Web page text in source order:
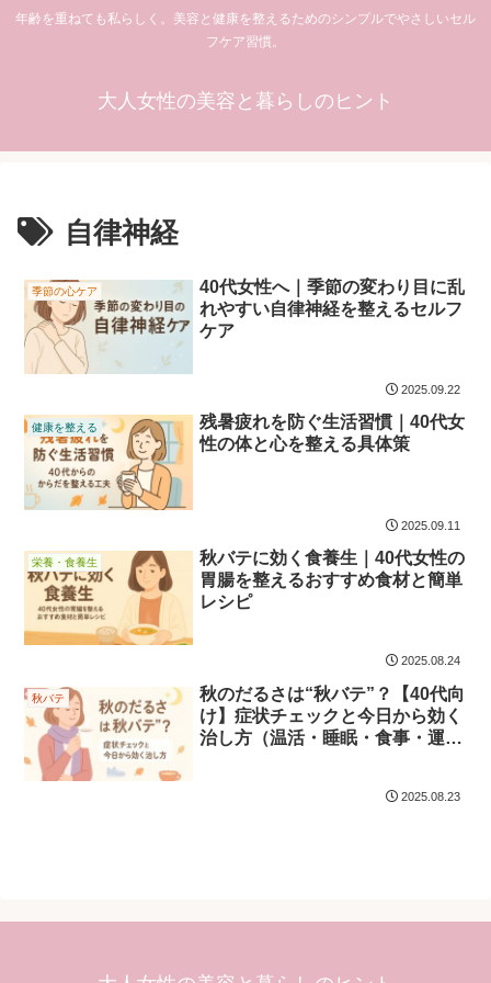
年齢を重ねても私らしく。美容と健康を整えるためのシンプルでやさしいセル
フケア習慣。
大人女性の美容と暮らしのヒント
自律神経
季節の心ケア
40代女性へ｜季節の変わり目に乱
れやすい自律神経を整えるセルフ
ケア
2025.09.22
健康を整える
残暑疲れを防ぐ生活習慣｜40代女
性の体と心を整える具体策
2025.09.11
栄養・食養生
秋バテに効く食養生｜40代女性の
胃腸を整えるおすすめ食材と簡単
レシピ
2025.08.24
秋バテ
秋のだるさは“秋バテ”？【40代向
け】症状チェックと今日から効く
治し方（温活・睡眠・食事・運
2025.08.23